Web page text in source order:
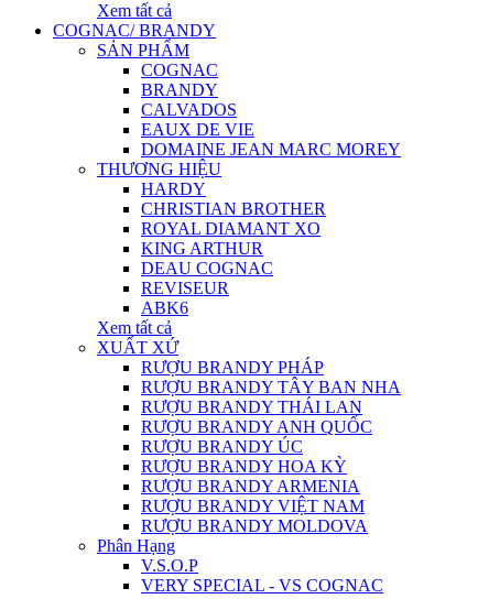
Xem tất cả
COGNAC/ BRANDY
SẢN PHẨM
COGNAC
BRANDY
CALVADOS
EAUX DE VIE
DOMAINE JEAN MARC MOREY
THƯƠNG HIỆU
HARDY
CHRISTIAN BROTHER
ROYAL DIAMANT XO
KING ARTHUR
DEAU COGNAC
REVISEUR
ABK6
Xem tất cả
XUẤT XỨ
RƯỢU BRANDY PHÁP
RƯỢU BRANDY TÂY BAN NHA
RƯỢU BRANDY THÁI LAN
RƯỢU BRANDY ANH QUỐC
RƯỢU BRANDY ÚC
RƯỢU BRANDY HOA KỲ
RƯỢU BRANDY ARMENIA
RƯỢU BRANDY VIỆT NAM
RƯỢU BRANDY MOLDOVA
Phân Hạng
V.S.O.P
VERY SPECIAL - VS COGNAC